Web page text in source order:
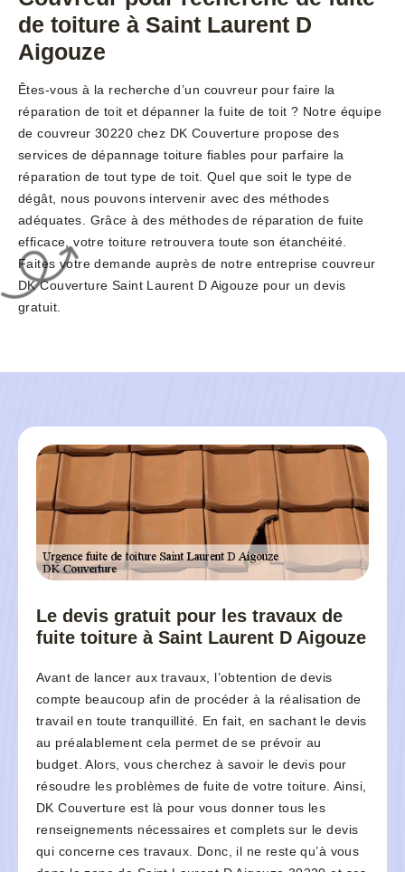
de toiture à Saint Laurent D
Aigouze
Êtes-vous à la recherche d’un couvreur pour faire la
réparation de toit et dépanner la fuite de toit ? Notre équipe
de couvreur 30220 chez DK Couverture propose des
services de dépannage toiture fiables pour parfaire la
réparation de tout type de toit. Quel que soit le type de
dégât, nous pouvons intervenir avec des méthodes
adéquates. Grâce à des méthodes de réparation de fuite
efficace, votre toiture retrouvera toute son étanchéité.
Faites votre demande auprès de notre entreprise couvreur
DK Couverture Saint Laurent D Aigouze pour un devis
gratuit.
Le devis gratuit pour les travaux de
fuite toiture à Saint Laurent D Aigouze
Avant de lancer aux travaux, l’obtention de devis
compte beaucoup afin de procéder à la réalisation de
travail en toute tranquillité. En fait, en sachant le devis
au préalablement cela permet de se prévoir au
budget. Alors, vous cherchez à savoir le devis pour
résoudre les problèmes de fuite de votre toiture. Ainsi,
DK Couverture est là pour vous donner tous les
renseignements nécessaires et complets sur le devis
qui concerne ces travaux. Donc, il ne reste qu’à vous